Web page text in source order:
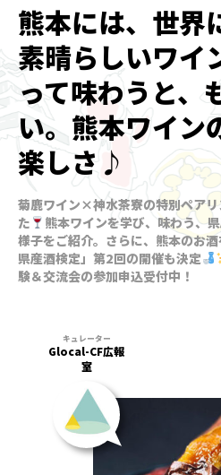
熊本には、世界
素晴らしいワイ
って味わうと、
い。熊本ワイン
楽しさ♪
菊鹿ワイン×神水茶寮の特別ペア
た
熊本ワインを学び、味わう、
様子をご紹介。さらに、熊本のお
県産酒検定」第2回の開催も決定
験＆交流会の参加申込受付中！
Glocal-CF広報
室